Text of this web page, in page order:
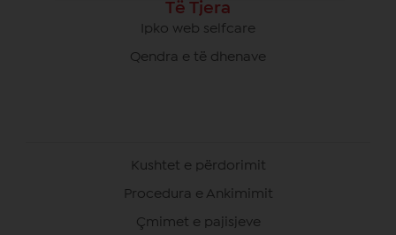
Të Tjera
Ipko web selfcare
Qendra e të dhenave
Kushtet e përdorimit
Procedura e Ankimimit
Çmimet e pajisjeve